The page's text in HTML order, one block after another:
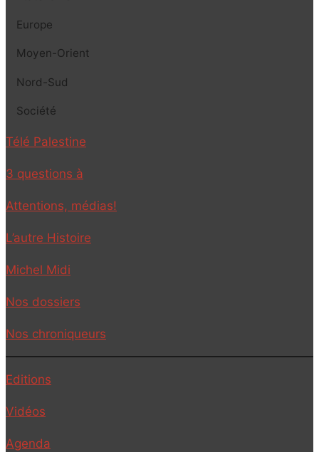
Europe
Moyen-Orient
Nord-Sud
Société
Télé Palestine
3 questions à
Attentions, médias!
L’autre Histoire
Michel Midi
Nos dossiers
Nos chroniqueurs
Editions
Vidéos
Agenda